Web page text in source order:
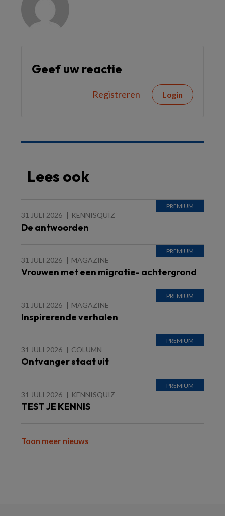
Geef uw reactie
Registreren Login
Lees ook
31 JULI 2026 KENNISQUIZ
De antwoorden
31 JULI 2026 MAGAZINE
Vrouwen met een migratie- achtergrond
31 JULI 2026 MAGAZINE
Inspirerende verhalen
31 JULI 2026 COLUMN
Ontvanger staat uit
31 JULI 2026 KENNISQUIZ
TEST JE KENNIS
Toon meer nieuws